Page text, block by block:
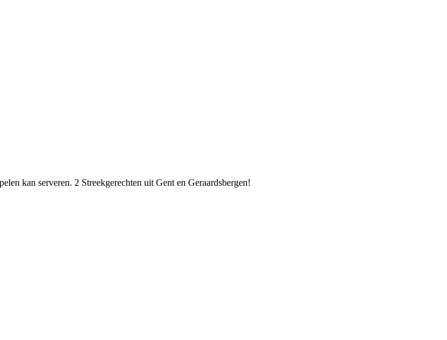
kan serveren. 2 Streekgerechten uit Gent en Geraardsbergen!